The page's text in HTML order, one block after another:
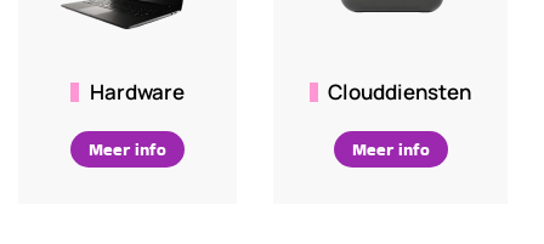
Hardware
Meer info
Clouddiensten
Meer info